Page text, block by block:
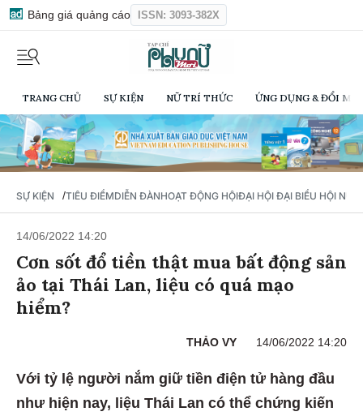
Bảng giá quảng cáo ISSN: 3093-382X
TRANG CHỦ SỰ KIỆN NỮ TRÍ THỨC ỨNG DỤNG & ĐỔI
SỰ KIỆN /TIÊU ĐIỂMDIỄN ĐÀNHOẠT ĐỘNG HỘIĐẠI HỘI ĐẠI BIỂU HỘI NỮ
14/06/2022 14:20
Cơn sốt đổ tiền thật mua bất động sản
ảo tại Thái Lan, liệu có quá mạo
hiểm?
THẢO VY 14/06/2022 14:20
Với tỷ lệ người nắm giữ tiền điện tử hàng đầu
như hiện nay, liệu Thái Lan có thể chứng kiến